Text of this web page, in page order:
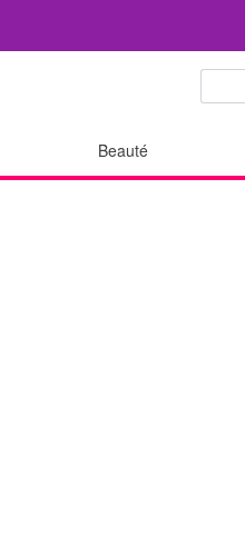
Beauté